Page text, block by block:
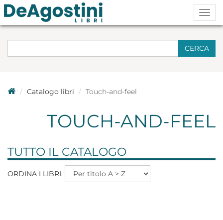
CERCA
Catalogo libri Touch-and-feel
TOUCH-AND-FEEL
TUTTO IL CATALOGO
ORDINA I LIBRI: